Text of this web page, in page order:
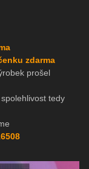
zdarma
prošel
tedy